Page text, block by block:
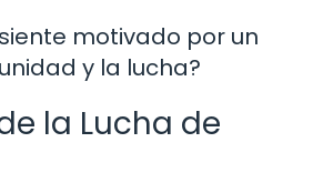
motivado por un
y la lucha?
la Lucha de